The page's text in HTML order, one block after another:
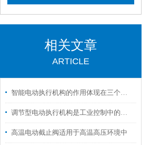
相关文章
ARTICLE
智能电动执行机构的作用体现在三个层面
调节型电动执行机构是工业控制中的一个重要环节
高温电动截止阀适用于高温高压环境中